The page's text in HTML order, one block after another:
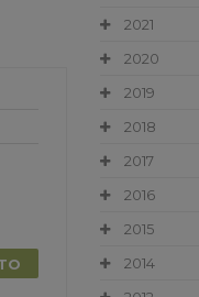
2021
2020
2019
2018
2017
2016
2015
2014